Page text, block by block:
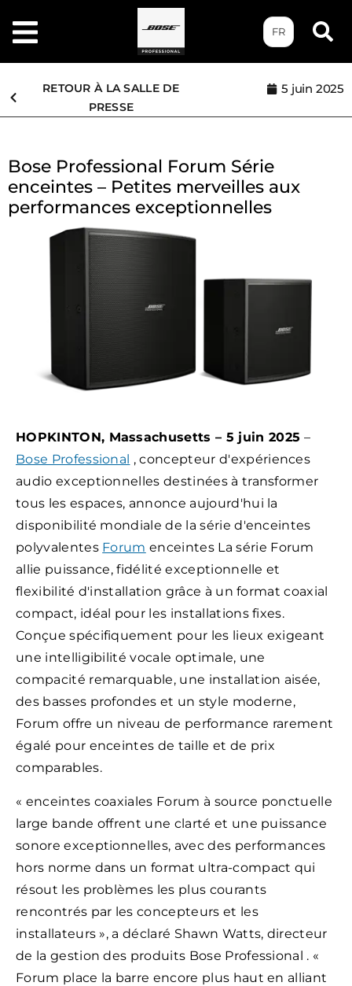
FR
RETOUR À LA SALLE DE
PRESSE
5 juin 2025
Bose Professional Forum Série
enceintes – Petites merveilles aux
performances exceptionnelles
HOPKINTON, Massachusetts – 5 juin 2025 –
Bose Professional , concepteur d'expériences
audio exceptionnelles destinées à transformer
tous les espaces, annonce aujourd'hui la
disponibilité mondiale de la série d'enceintes
polyvalentes Forum enceintes La série Forum
allie puissance, fidélité exceptionnelle et
flexibilité d'installation grâce à un format coaxial
compact, idéal pour les installations fixes.
Conçue spécifiquement pour les lieux exigeant
une intelligibilité vocale optimale, une
compacité remarquable, une installation aisée,
des basses profondes et un style moderne,
Forum offre un niveau de performance rarement
égalé pour enceintes de taille et de prix
comparables.
« enceintes coaxiales Forum à source ponctuelle
large bande offrent une clarté et une puissance
sonore exceptionnelles, avec des performances
hors norme dans un format ultra-compact qui
résout les problèmes les plus courants
rencontrés par les concepteurs et les
installateurs », a déclaré Shawn Watts, directeur
de la gestion des produits Bose Professional . «
Forum place la barre encore plus haut en alliant